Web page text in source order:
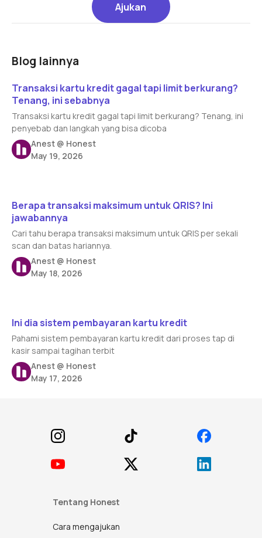
Ajukan
Ajukan
Blog lainnya
Transaksi kartu kredit gagal tapi limit berkurang?
Tenang, ini sebabnya
Transaksi kartu kredit gagal tapi limit berkurang? Tenang, ini
penyebab dan langkah yang bisa dicoba
Anest @ Honest
May 19, 2026
Berapa transaksi maksimum untuk QRIS? Ini
jawabannya
Cari tahu berapa transaksi maksimum untuk QRIS per sekali
scan dan batas hariannya.
Anest @ Honest
May 18, 2026
Ini dia sistem pembayaran kartu kredit
Pahami sistem pembayaran kartu kredit dari proses tap di
kasir sampai tagihan terbit
Anest @ Honest
May 17, 2026
Tentang Honest
Cara mengajukan